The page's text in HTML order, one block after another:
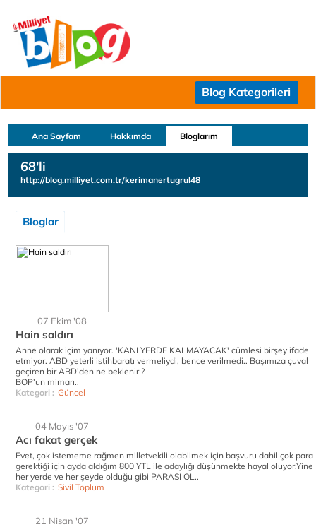
Blog Kategorileri
Ana Sayfam Hakkımda Bloglarım
68'li
http://blog.milliyet.com.tr/kerimanertugrul48
Bloglar
07 Ekim '08
Hain saldırı
Anne olarak içim yanıyor. 'KANI YERDE KALMAYACAK' cümlesi birşey ifade
etmiyor. ABD yeterli istihbaratı vermeliydi, bence verilmedi.. Başımıza çuval
geçiren bir ABD'den ne beklenir ?
BOP'un mimarı..
Kategori : Güncel
04 Mayıs '07
Acı fakat gerçek
Evet, çok istememe rağmen milletvekili olabilmek için başvuru dahil çok para
gerektiği için ayda aldığım 800 YTL ile adaylığı düşünmekte hayal oluyor.Yine
her yerde ve her şeyde olduğu gibi PARASI OL..
Kategori : Sivil Toplum
21 Nisan '07